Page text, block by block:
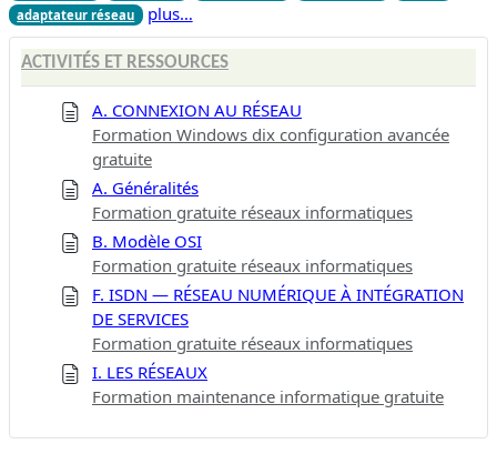
adaptateur réseau
plus…
ACTIVITÉS ET RESSOURCES
A. CONNEXION AU RÉSEAU
Formation Windows dix configuration avancée
gratuite
A. Généralités
Formation gratuite réseaux informatiques
B. Modèle OSI
Formation gratuite réseaux informatiques
F. ISDN — RÉSEAU NUMÉRIQUE À INTÉGRATION
DE SERVICES
Formation gratuite réseaux informatiques
I. LES RÉSEAUX
Formation maintenance informatique gratuite